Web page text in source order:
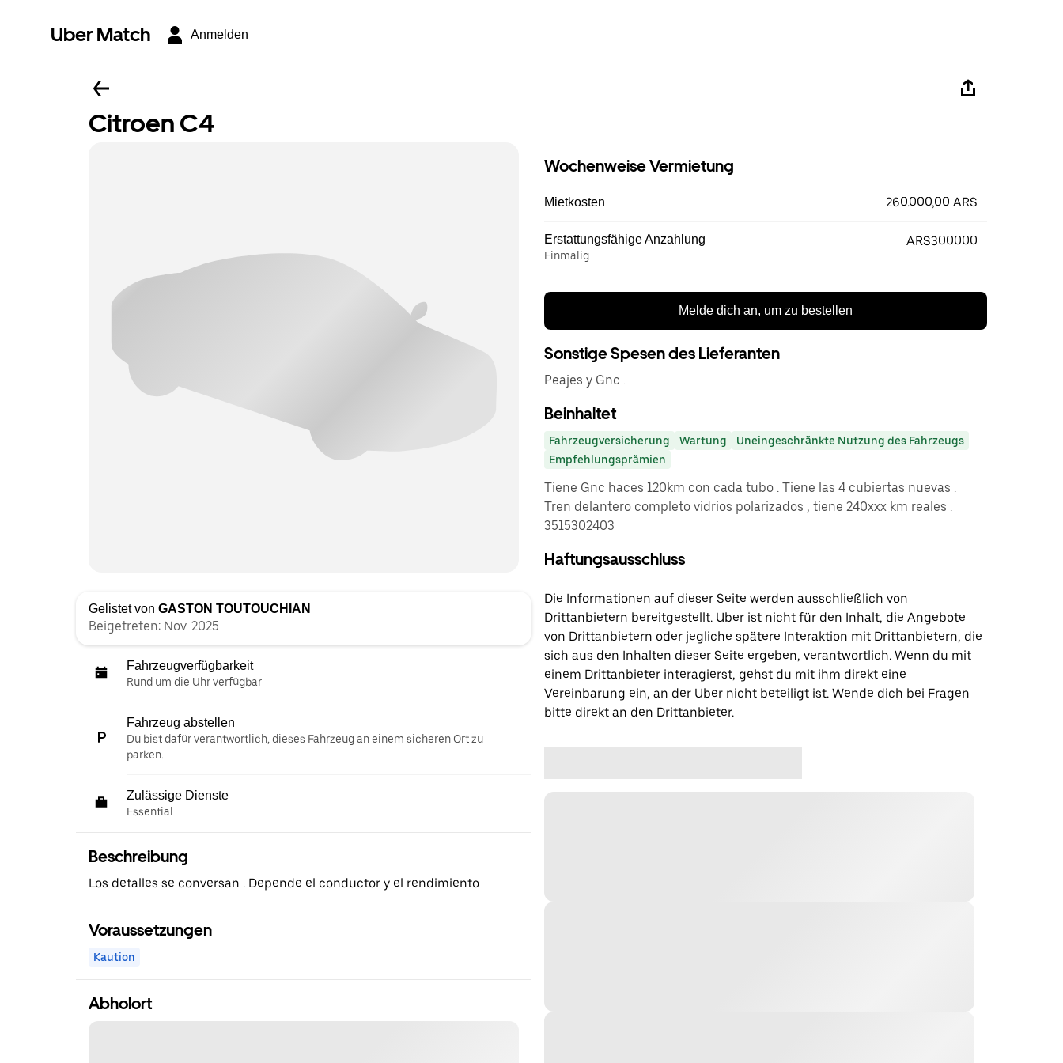
Uber Match Anmelden
Citroen C4
Gelistet von GASTON TOUTOUCHIAN
Beigetreten: Nov. 2025
Fahrzeugverfügbarkeit
Rund um die Uhr verfügbar
Fahrzeug abstellen
Du bist dafür verantwortlich, dieses Fahrzeug an einem sicheren Ort zu
parken.
Zulässige Dienste
Essential
Beschreibung
Los detalles se conversan . Depende el conductor y el rendimiento
Voraussetzungen
Kaution
Abholort
Wochenweise Vermietung
Mietkosten 260.000,00 ARS
Erstattungsfähige Anzahlung
Einmalig
ARS300000
Melde dich an, um zu bestellen
Sonstige Spesen des Lieferanten
Peajes y Gnc .
Beinhaltet
Fahrzeugversicherung Wartung
Uneingeschränkte Nutzung des Fahrzeugs
Empfehlungsprämien
Tiene Gnc haces 120km con cada tubo . Tiene las 4 cubiertas nuevas .
Tren delantero completo vidrios polarizados , tiene 240xxx km reales .
3515302403
Haftungsausschluss
Die Informationen auf dieser Seite werden ausschließlich von
Drittanbietern bereitgestellt. Uber ist nicht für den Inhalt, die Angebote
von Drittanbietern oder jegliche spätere Interaktion mit Drittanbietern, die
sich aus den Inhalten dieser Seite ergeben, verantwortlich. Wenn du mit
einem Drittanbieter interagierst, gehst du mit ihm direkt eine
Vereinbarung ein, an der Uber nicht beteiligt ist. Wende dich bei Fragen
bitte direkt an den Drittanbieter.